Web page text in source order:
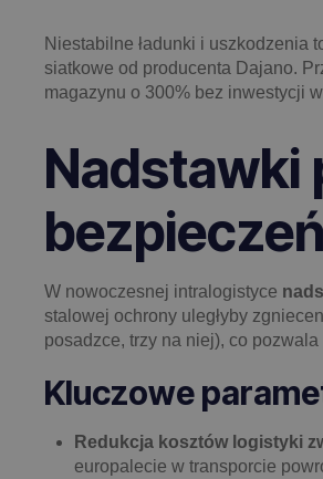
Niestabilne ładunki i uszkodzenia
siatkowe od producenta Dajano.
magazynu o 300% bez inwestycji w
Nadstawki
W nowoczesnej intralogistyce
stalowej ochrony uległyby
posadzce, trzy na niej), co
Kluczowe
Redukcja kosztów logistyki
europalecie w transporcie